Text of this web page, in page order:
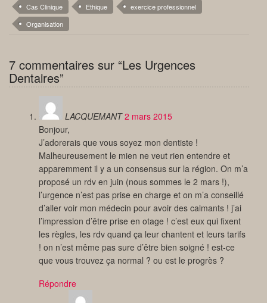
Cas Clinique Ethique
exercice professionnel
Organisation
7 commentaires sur “Les Urgences
Dentaires”
LACQUEMANT 2 mars 2015
Bonjour,
J’adorerais que vous soyez mon dentiste !
Malheureusement le mien ne veut rien entendre et
apparemment il y a un consensus sur la région. On m’a
proposé un rdv en juin (nous sommes le 2 mars !),
l’urgence n’est pas prise en charge et on m’a conseillé
d’aller voir mon médecin pour avoir des calmants ! j’ai
l’impression d’être prise en otage ! c’est eux qui fixent
les règles, les rdv quand ça leur chantent et leurs tarifs
! on n’est même pas sure d’être bien soigné ! est-ce
que vous trouvez ça normal ? ou est le progrès ?
Répondre